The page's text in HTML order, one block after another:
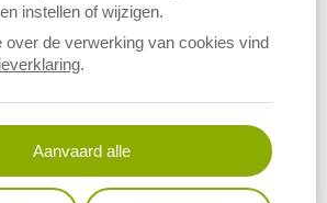
euro per FAK in 2024.
fruit schommelt de
aflossing van leningen groter is – zien we,
grootste verschillen in cashflow voor en na
instellen of wijzigen.
over de verwerking van cookies vind
.
Aanvaard alle